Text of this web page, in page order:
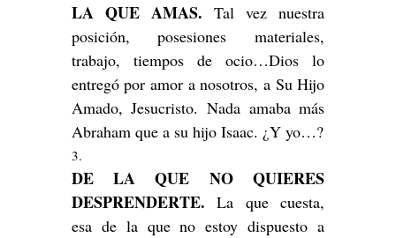
LA QUE AMAS.Tal vez nuestra
posición, posesiones materiales,
trabajo, tiempos de ocio…Dios lo
entregó por amor a nosotros, a Su Hijo
Amado, Jesucristo. Nada amaba más
Abraham que a su hijo Isaac. ¿Y yo…?
DE LA QUE NO QUIERES
DESPRENDERTE.La que cuesta,
esa de la que no estoy dispuesto a